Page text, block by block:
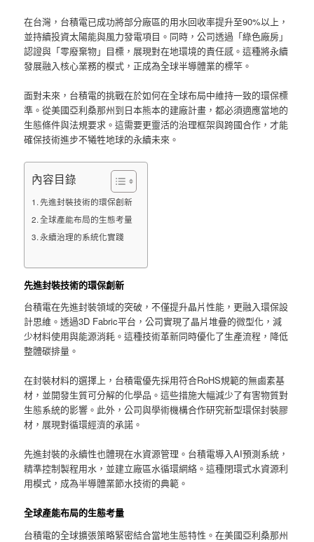
在台灣，台積電已成功將部分廠區的用水回收率提升至90%以上，
並持續投資太陽能與風力發電項目。同時，公司透過「綠色廠房」
認證與「零廢棄物」目標，展現對在地環境的責任感。這種將永續
發展融入核心業務的模式，正成為全球半導體業的標竿。
面對未來，台積電的挑戰在於如何在全球布局中維持一致的環保標
準。從美國亞利桑那州到日本熊本的建廠計畫，都必須適應當地的
生態條件與法規要求。這需要更靈活的治理框架與跨國合作，才能
確保技術進步不犧牲地球的永續未來。
內容目錄
先進封裝技術的環保創新
全球產能布局的生態考量
永續治理的系統化實踐
先進封裝技術的環保創新
台積電在先進封裝領域的突破，不僅提升晶片性能，更融入環保設
計思維。透過3D Fabric平台，公司實現了晶片堆疊的微型化，減
少材料使用與能源消耗。這種技術革新同時優化了生產流程，降低
整體碳排量。
在封裝材料的選擇上，台積電優先採用符合RoHS規範的無鹵素基
材，並開發生質可分解的化學品。這些措施大幅減少了有害物質對
生態系統的影響。此外，公司與學術機構合作研究新型環保封裝膠
材，展現對循環經濟的承諾。
先進封裝的永續性也體現在水資源管理。台積電導入AI預測系統，
精準控制製程用水，並建立廠區水循環網絡。這種閉環式水資源利
用模式，成為半導體業節水技術的典範。
全球產能布局的生態考量
台積電的全球擴張策略緊密結合當地生態特性。在美國亞利桑那州